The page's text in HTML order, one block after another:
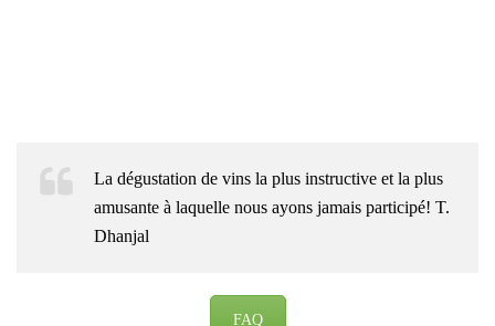
La dégustation de vins la plus instructive et la plus
amusante à laquelle nous ayons jamais participé! T.
Dhanjal
FAQ